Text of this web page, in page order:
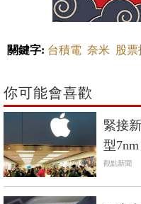
關鍵字: 台積電 奈米 股
你可能會喜歡
緊接
型
觀點新聞